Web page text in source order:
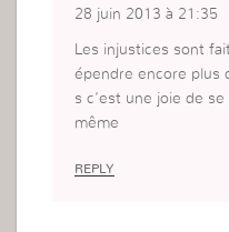
28 juin 2013 à 21:35
Les injustices sont
épendre encore plus
s c’est une joie de
même
REPLY